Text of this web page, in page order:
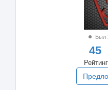
Был
45
Рейтинг